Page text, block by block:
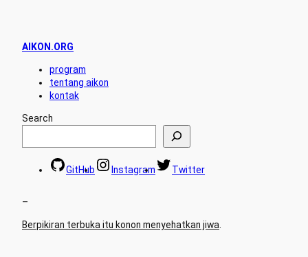
AIKON.ORG
program
tentang aikon
kontak
Search
GitHub Instagram Twitter
–
Berpikiran terbuka itu konon menyehatkan jiwa